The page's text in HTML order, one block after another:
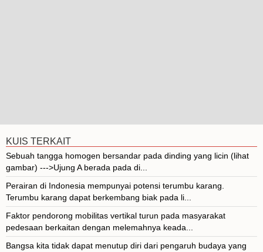
KUIS TERKAIT
Sebuah tangga homogen bersandar pada dinding yang licin (lihat
gambar) --->Ujung A berada pada di...
Perairan di Indonesia mempunyai potensi terumbu karang.
Terumbu karang dapat berkembang biak pada li...
Faktor pendorong mobilitas vertikal turun pada masyarakat
pedesaan berkaitan dengan melemahnya keada...
Bangsa kita tidak dapat menutup diri dari pengaruh budaya yang